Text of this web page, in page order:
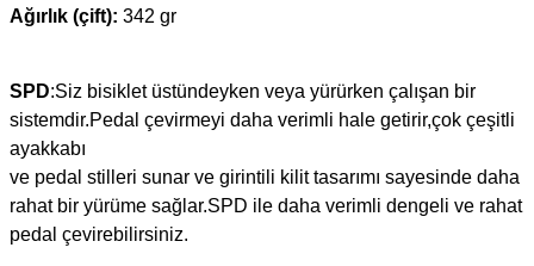
Ağırlık (çift): 342 gr
SPD:Siz bisiklet üstündeyken veya yürürken çalışan bir
sistemdir.Pedal çevirmeyi daha verimli hale getirir,çok çeşitli
ayakkabı
ve pedal stilleri sunar ve girintili kilit tasarımı sayesinde daha
rahat bir yürüme sağlar.SPD ile daha verimli dengeli ve rahat
pedal çevirebilirsiniz.